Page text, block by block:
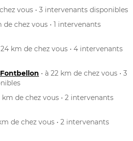
vous • 3 intervenants disponibles
de chez vous • 1 intervenants
24 km de chez vous • 4 intervenants
• à 22 km de chez vous • 3
km de chez vous • 2 intervenants
de chez vous • 2 intervenants